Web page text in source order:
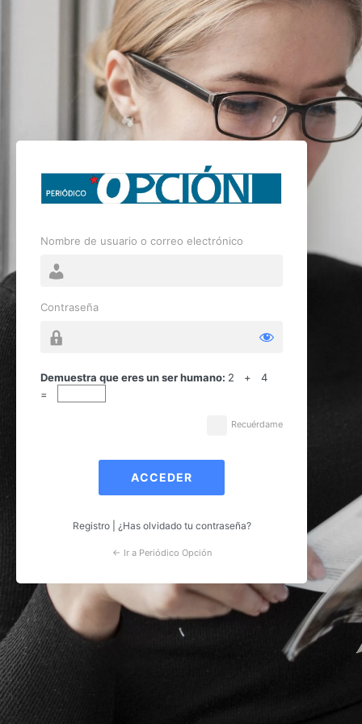
Acceder
Nombre de usuario o correo electrónico
Contraseña
Demuestra que eres un ser humano: 2 + 4
=
Recuérdame
Registro| ¿Has olvidado tu contraseña?
← Ir a Periódico Opción